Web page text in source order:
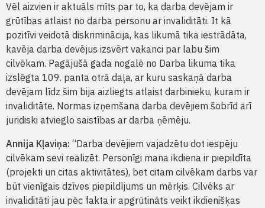
Vēl aizvien ir aktuāls mīts par to, ka darba devējam ir
grūtības atlaist no darba personu ar invaliditāti. It kā
pozitīvi veidotā diskriminācija, kas likumā tika iestrādāta,
kavēja darba devējus izsvērt vakanci par labu šim
cilvēkam. Pagājušā gada nogalē no Darba likuma tika
izslēgta 109. panta otrā daļa, ar kuru saskaņā darba
devējam līdz šim bija aizliegts atlaist darbinieku, kuram ir
invaliditāte. Normas izņemšana darba devējiem šobrīd arī
juridiski atvieglo saistības ar darba ņēmēju.
Annija Kļaviņa: “Darba devējiem vajadzētu dot iespēju
cilvēkam sevi realizēt. Personīgi mana ikdiena ir piepildīta
(projekti un citas aktivitātes), bet citam cilvēkam darbs var
būt vienīgais dzīves piepildījums un mērķis. Cilvēks ar
invaliditāti jau pēc fakta ir apgrūtināts veikt ikdienišķas